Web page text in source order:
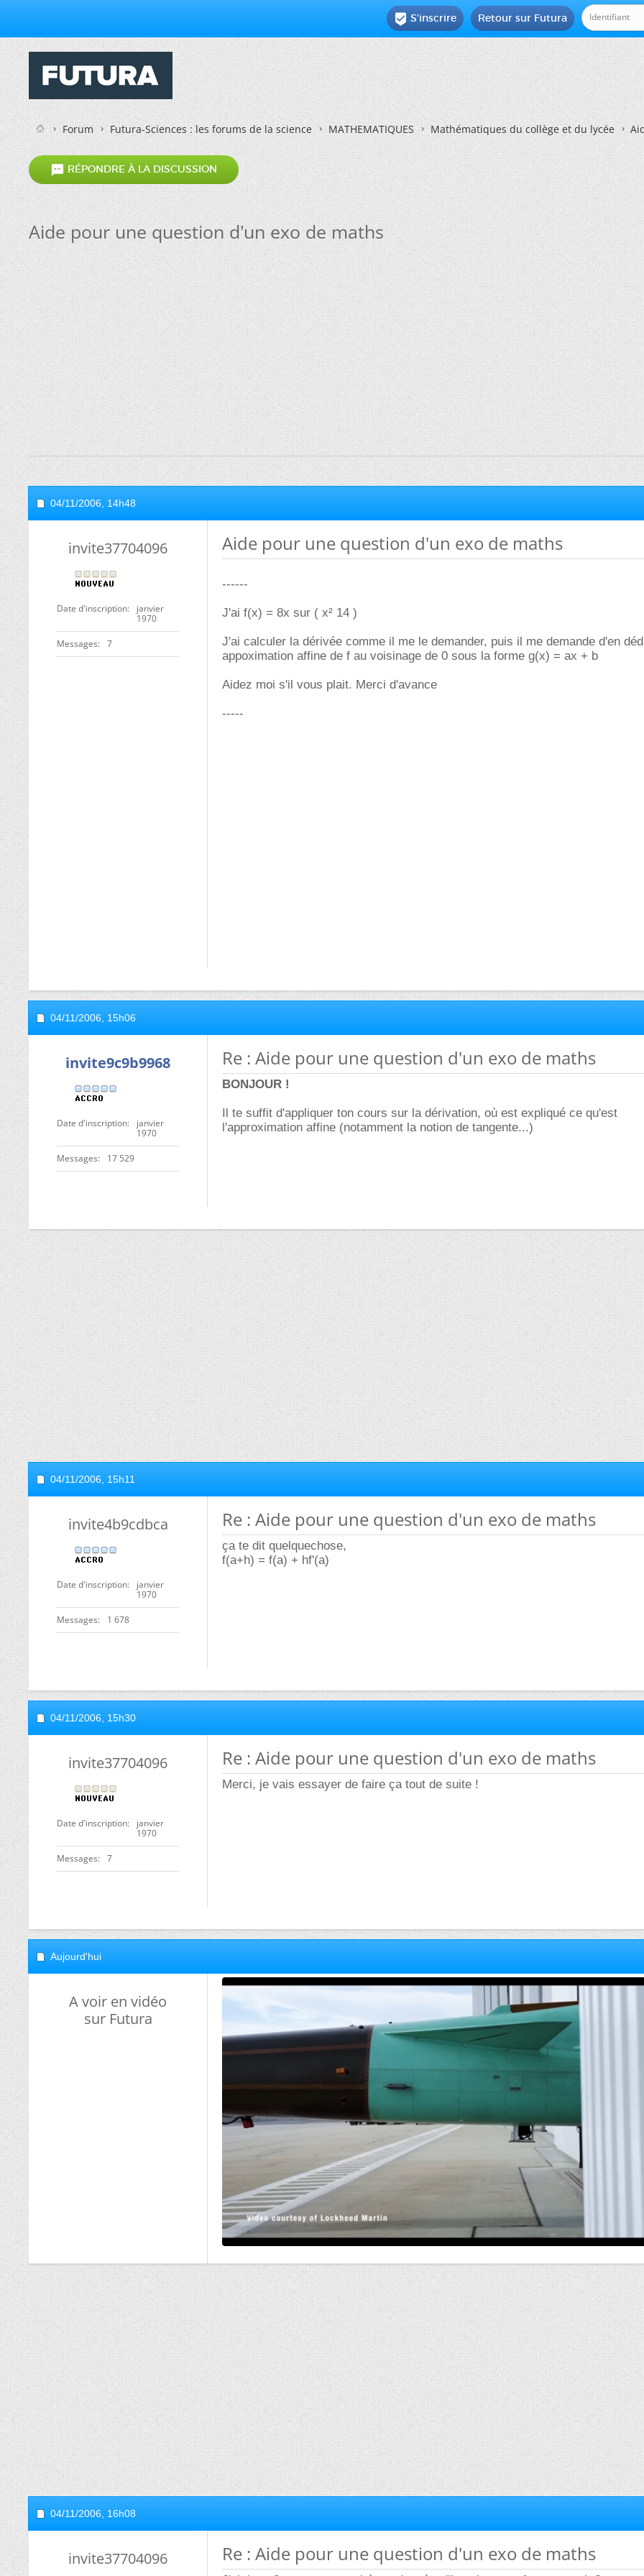
Retour sur Futura
 S'inscrire
Forum Futura-Sciences : les forums de la science MATHEMATIQUES Mathématiques du collège et du lycée
 RÉPONDRE À LA DISCUSSION
Aide pour une question d'un exo de maths
04/11/2006, 14h48
invite37704096
Date d'inscription
janvier
1970
Messages 7
Aide pour une question d'un exo de maths
------
J'ai f(x) = 8x sur ( x² 14 )
J'ai calculer la dérivée comme il me le demander, puis il me demande d'en
appoximation affine de f au voisinage de 0 sous la forme g(x) = ax + b
Aidez moi s'il vous plait. Merci d'avance
-----
04/11/2006, 15h06
invite9c9b9968
Date d'inscription
janvier
1970
Messages 17 529
Re : Aide pour une question d'un exo de maths
BONJOUR !
Il te suffit d'appliquer ton cours sur la dérivation, où est expliqué ce qu'est
l'approximation affine (notamment la notion de tangente...)
04/11/2006, 15h11
invite4b9cdbca
Date d'inscription
janvier
1970
Messages 1 678
Re : Aide pour une question d'un exo de maths
ça te dit quelquechose,
f(a+h) = f(a) + hf'(a)
04/11/2006, 15h30
invite37704096
Date d'inscription
janvier
1970
Messages 7
Re : Aide pour une question d'un exo de maths
Merci, je vais essayer de faire ça tout de suite !
Aujourd'hui
A voir en vidéo
sur Futura
04/11/2006, 16h08
invite37704096 Re : Aide pour une question d'un exo de maths